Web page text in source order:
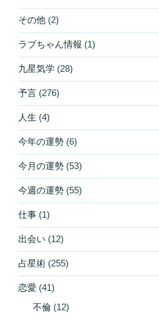
その他 (2)
ラブちゃん情報 (1)
九星気学 (28)
予言 (276)
人生 (4)
今年の運勢 (6)
今月の運勢 (53)
今週の運勢 (55)
仕事 (1)
出会い (12)
占星術 (255)
恋愛 (41)
不倫 (12)